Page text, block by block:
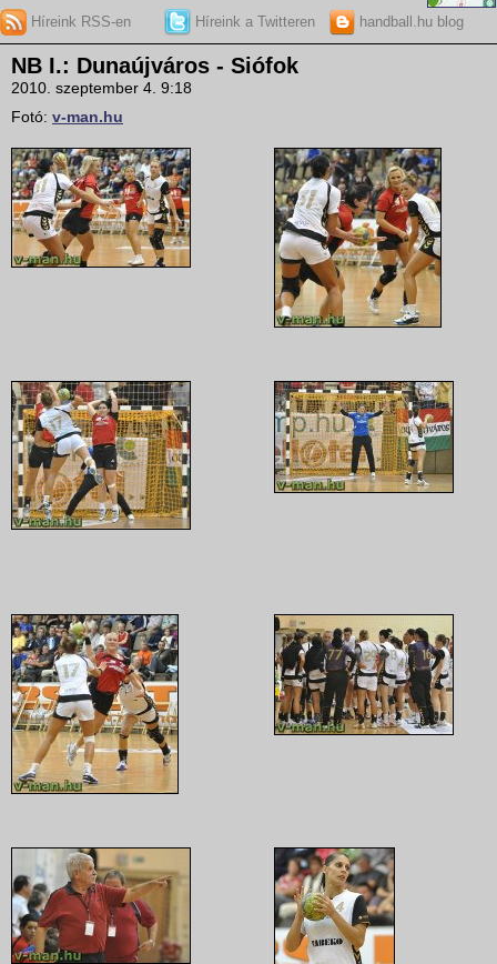
Híreink RSS-en Híreink a Twitteren handball.hu blog
NB I.: Dunaújváros - Siófok
2010. szeptember 4. 9:18
Fotó: v-man.hu